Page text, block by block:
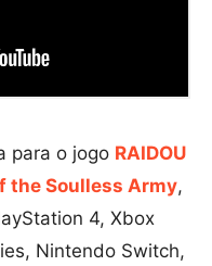
para o jogo RAIDOU
the Soulless Army,
4, Xbox
Nintendo Switch,